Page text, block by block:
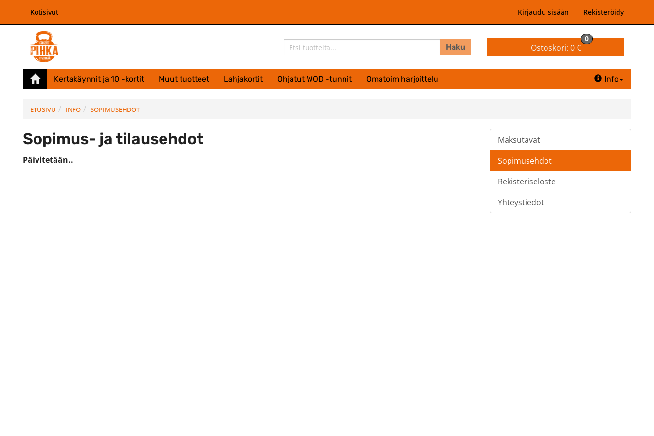
Kotisivut Kirjaudu sisään Rekisteröidy
Haku Ostoskori: 0 €
0
Kertakäynnit ja 10 -kortit Muut tuotteet Lahjakortit Ohjatut WOD -tunnit Omatoimiharjoittelu Info
ETUSIVU INFO SOPIMUSEHDOT
Maksutavat
Sopimusehdot
Rekisteriseloste
Yhteystiedot
Sopimus- ja tilausehdot
Päivitetään..